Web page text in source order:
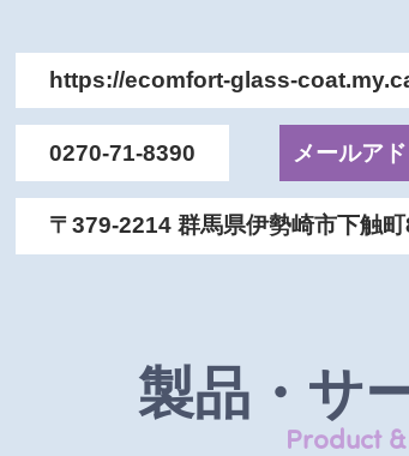
https://ecomfort-glass-
0270-71-8390 メールア
〒379-2214 群馬県伊勢崎市下触
製品・サ
Product